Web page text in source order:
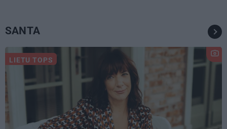
SANTA
LIETU TOPS